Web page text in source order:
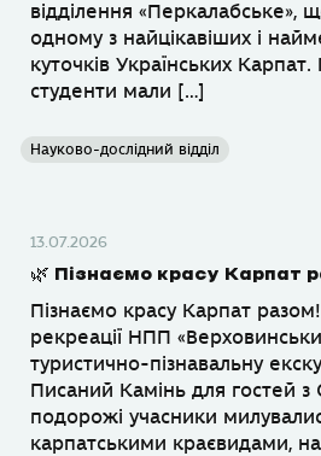
відділення «Перкалабське»,
одному з найцікавіших і
куточків Українських
студенти мали […]
Науково-дослідний відділ
13.07.2026
🌿 Пізнаємо красу Карпат
Пізнаємо красу Карпат
рекреації НПП
туристично-пізнавальну
Писаний Камінь для гостей
подорожі учасники
карпатськими краєвидами,